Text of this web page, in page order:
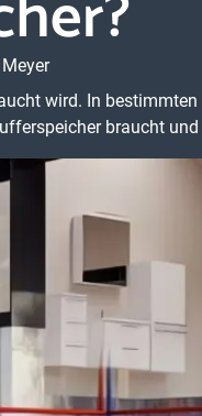
wird. In
braucht